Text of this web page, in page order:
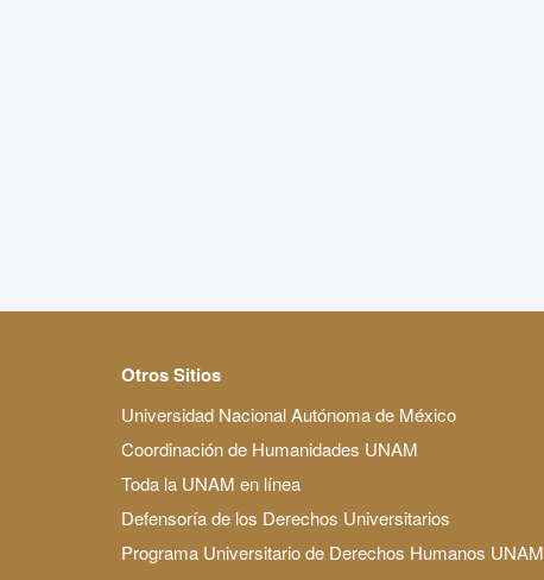
Otros Sitios
Universidad Nacional Autónoma de México
Coordinación de Humanidades UNAM
Toda la UNAM en línea
Defensoría de los Derechos Universitarios
Programa Universitario de Derechos Humanos UNAM